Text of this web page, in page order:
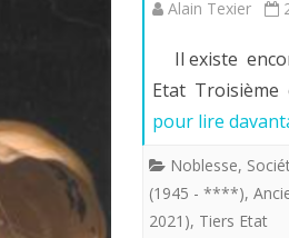
Alain Texier
Il existe
Etat Troisième
pour lire
Noblesse,
(1945 - ****),
2021), Tiers Etat